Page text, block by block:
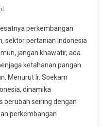
On
Berkelanjutan,
Kunci
Menghadapi
Tantangan
Konversi
Lahan
Di
Indonesia
perkembangan
sektor pertanian Indonesia
jangan khawatir, ada
ketahanan pangan
Menurut Ir. Soekam
dinamika
berubah seiring dengan
perkembangan